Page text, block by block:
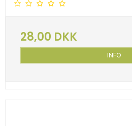
28,00 DKK
INFO